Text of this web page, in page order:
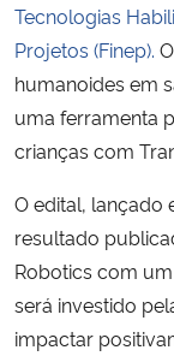
Tecnologias
Projetos (Finep).
humanoides em
uma ferramenta
crianças com
O edital, lançado
resultado
Robotics com
será investido
impactar